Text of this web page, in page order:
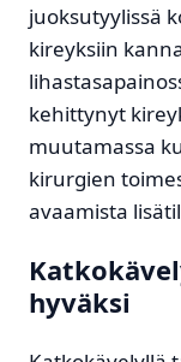
juoksutyylissä
kireyksiin
kehittynyt
muutamassa
kirurgien
avaamista
hyväksi